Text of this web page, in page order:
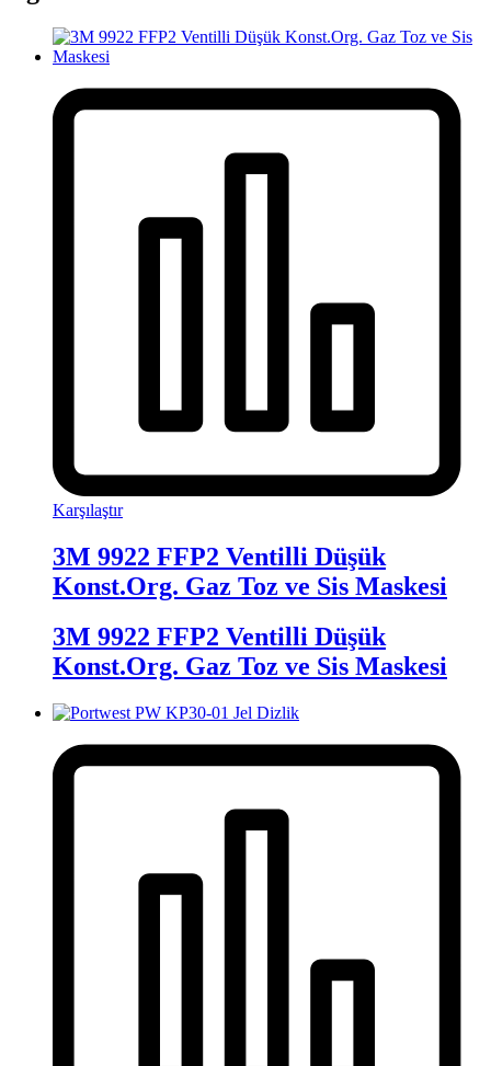
Karşılaştır
3M 9922 FFP2 Ventilli Düşük
Konst.Org. Gaz Toz ve Sis Maskesi
3M 9922 FFP2 Ventilli Düşük
Konst.Org. Gaz Toz ve Sis Maskesi